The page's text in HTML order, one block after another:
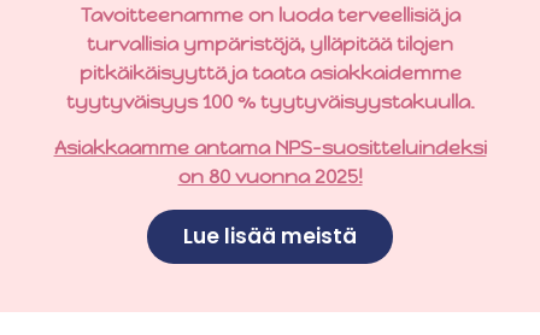
Tavoitteenamme on luoda terveellisiä ja
turvallisia ympäristöjä, ylläpitää tilojen
pitkäikäisyyttä ja taata asiakkaidemme
tyytyväisyys 100 % tyytyväisyystakuulla.
Asiakkaamme antama NPS-suositteluindeksi
on 80 vuonna 2025!
Lue lisää meistä